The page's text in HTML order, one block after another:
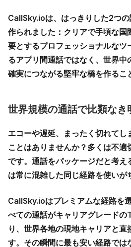
CallSky.ioは、はっきりした2つ
作られました：クリアで手頃な国
要とするプロフェッショナルなツ
るアプリ間通話ではなく、世界中
確実につながる堅牢な橋を作るこ
世界規模の通話で比類なき
エコーや遅延、まったく切れてし
ことはありませんか？多くは不適
です。通話をパッケージだと考え
は常に混雑した同じ経路を使いが
CallSky.ioはプレミアムな経路を
べての通話がキャリアグレード
り、世界各地の現地キャリアと直
す。その瞬間に最も安い経路では